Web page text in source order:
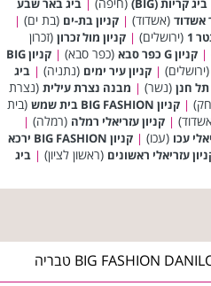
ביג קריות (BIG) | ביג באר שבע
אשדוד (אשדוד) | קניון בת-ים (בת ים) |
1 (ירושלים) | קניון מול זכרון (זכרון
| קניון G כפר סבא (כפר סבא) |
קניון BIG
(ירושלים) | קניון עיר ימים (נתניה) | ביג
חנן (נשר) | מבנה נצרת עילית (נצרת
| קניון BIG FASHION בית שמש
(בית
| קניון עזריאלי רמלה (רמלה) |
עכו (עכו) | קניון BIG FASHION ירכא
עזריאלי ראשונים (ראשון לציון) | ביג